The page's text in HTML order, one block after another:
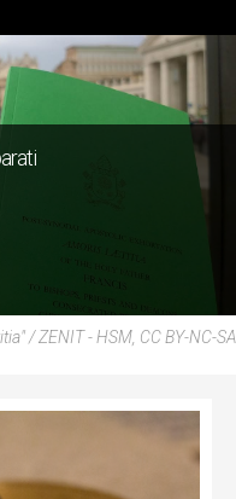
/ ZENIT - HSM, CC BY-NC-SA